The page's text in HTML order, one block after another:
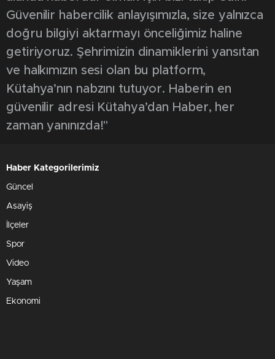
Güvenilir habercilik anlayışımızla, size yalnızca
doğru bilgiyi aktarmayı önceliğimiz haline
getiriyoruz. Şehrimizin dinamiklerini yansıtan
ve halkımızın sesi olan bu platform,
Kütahya’nın nabzını tutuyor. Haberin en
güvenilir adresi Kütahya’dan Haber, her
zaman yanınızda!"
Haber Kategorilerimiz
Güncel
Asayiş
İlçeler
Spor
Video
Yaşam
Ekonomi